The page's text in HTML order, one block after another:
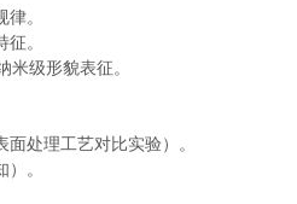
。
。
级形貌表征。
处理工艺对比实验）。
。